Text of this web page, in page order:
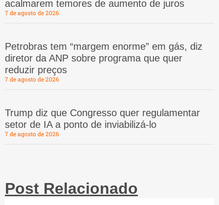
acalmarem temores de aumento de juros
7 de agosto de 2026
Petrobras tem “margem enorme” em gás, diz
diretor da ANP sobre programa que quer
reduzir preços
7 de agosto de 2026
Trump diz que Congresso quer regulamentar
setor de IA a ponto de inviabilizá-lo
7 de agosto de 2026
Post Relacionado